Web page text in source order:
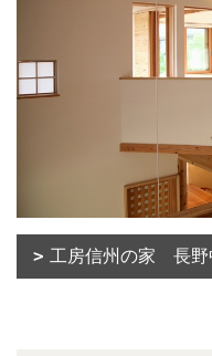
工房信州の家 長野